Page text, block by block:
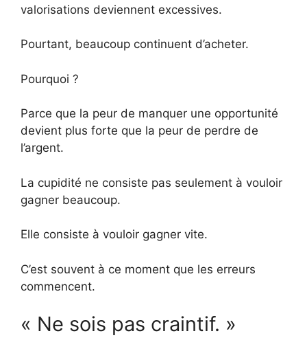
valorisations deviennent excessives.
Pourtant, beaucoup continuent d’acheter.
Pourquoi ?
Parce que la peur de manquer une opportunité
devient plus forte que la peur de perdre de
l’argent.
La cupidité ne consiste pas seulement à vouloir
gagner beaucoup.
Elle consiste à vouloir gagner vite.
C’est souvent à ce moment que les erreurs
commencent.
« Ne sois pas craintif. »